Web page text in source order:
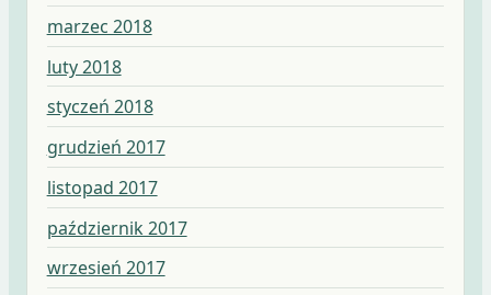
marzec 2018
luty 2018
styczeń 2018
grudzień 2017
listopad 2017
październik 2017
wrzesień 2017